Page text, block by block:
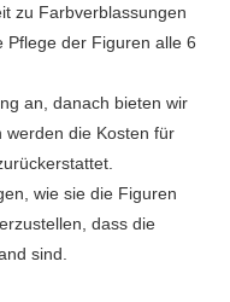
zu Farbverblassungen
Pflege der Figuren alle 6
an, danach bieten wir
werden die Kosten für
wie sie die Figuren
dass die
sind.